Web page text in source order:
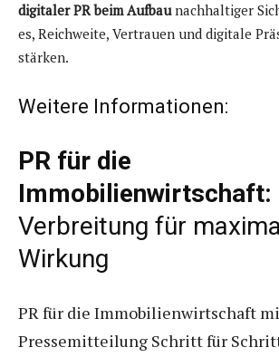
digitaler PR beim Aufbaunachhaltiger
es, Reichweite, Vertrauen und digitale
stärken.
Weitere Informationen:
PR für die
Immobilienwirtschaft:
Verbreitung für
Wirkung
PR für die Immobilienwirtschaft
Pressemitteilung Schritt für